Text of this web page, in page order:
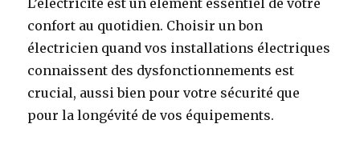
confort au quotidien. Choisir un bon
électricien quand vos installations électriques
connaissent des dysfonctionnements est
crucial, aussi bien pour votre sécurité que
pour la longévité de vos équipements.